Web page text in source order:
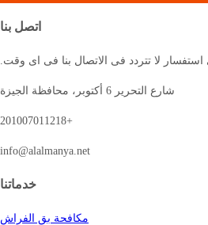
اتصل بنا
استفسار لا تتردد فى الاتصال بنا فى اى وقت.
شارع التحرير 6 أكتوبر، محافظة الجيزة
+201007011218
خدماتنا
مكافحة بق الفراش